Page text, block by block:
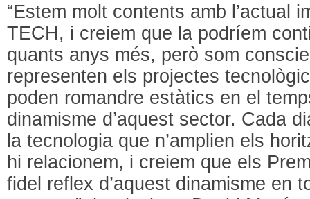
“Estem molt contents amb l’actual
TECH, i creiem que la podríem
quants anys més, però som
representen els projectes
poden romandre estàtics en el
dinamisme d’aquest sector. Cada
la tecnologia que n’amplien els
hi relacionem, i creiem que els
fidel reflex d’aquest dinamisme en